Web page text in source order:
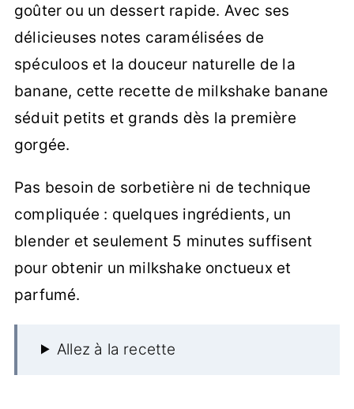
goûter ou un dessert rapide. Avec ses
délicieuses notes caramélisées de
spéculoos et la douceur naturelle de la
banane, cette recette de milkshake banane
séduit petits et grands dès la première
gorgée.
Pas besoin de sorbetière ni de technique
compliquée : quelques ingrédients, un
blender et seulement 5 minutes suffisent
pour obtenir un milkshake onctueux et
parfumé.
Allez à la recette